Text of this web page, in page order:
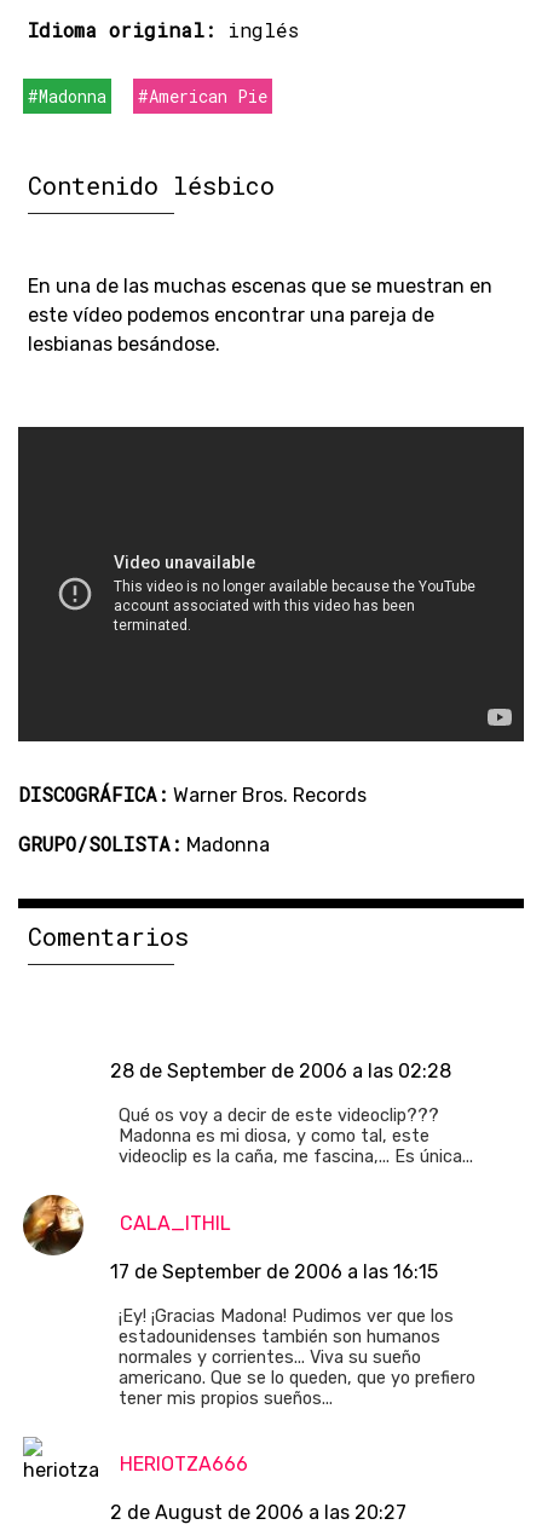
Idioma original: inglés
#Madonna #American Pie
Contenido lésbico
En una de las muchas escenas que se muestran en
este vídeo podemos encontrar una pareja de
lesbianas besándose.
DISCOGRÁFICA: Warner Bros. Records
GRUPO/SOLISTA: Madonna
Comentarios
28 de September de 2006 a las 02:28
Qué os voy a decir de este videoclip???
Madonna es mi diosa, y como tal, este
videoclip es la caña, me fascina,... Es única...
CALA_ITHIL
17 de September de 2006 a las 16:15
¡Ey! ¡Gracias Madona! Pudimos ver que los
estadounidenses también son humanos
normales y corrientes... Viva su sueño
americano. Que se lo queden, que yo prefiero
tener mis propios sueños...
HERIOTZA666
2 de August de 2006 a las 20:27